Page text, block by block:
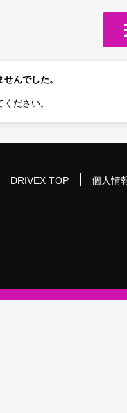
んでした。
ださい。
DRIVEX TOP 個人情